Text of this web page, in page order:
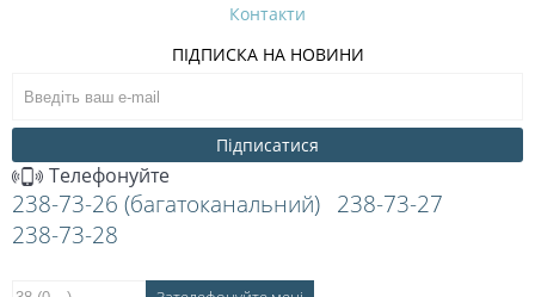
Контакти
ПІДПИСКА НА НОВИНИ
Підписатися
Телефонуйте
238-73-26 (багатоканальний) 238-73-27
238-73-28